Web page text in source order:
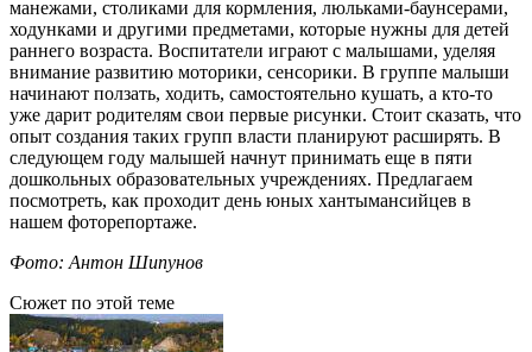
манежами, столиками для кормления, люльками-баунсерами,
ходунками и другими предметами, которые нужны для детей
раннего возраста. Воспитатели играют с малышами, уделяя
внимание развитию моторики, сенсорики. В группе малыши
начинают ползать, ходить, самостоятельно кушать, а кто-то
уже дарит родителям свои первые рисунки. Стоит сказать, что
опыт создания таких групп власти планируют расширять. В
следующем году малышей начнут принимать еще в пяти
дошкольных образовательных учреждениях. Предлагаем
посмотреть, как проходит день юных хантымансийцев в
нашем фоторепортаже.
Фото: Антон Шипунов
Сюжет по этой теме